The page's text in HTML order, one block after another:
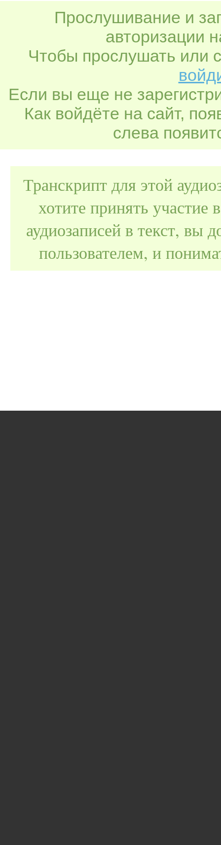
Прослушивание и
авторизации
Чтобы прослушать или
Если вы еще не
Как войдёте на сайт,
слева
Транскрипт для этой
хотите принять
аудиозаписей в текст, вы
пользователем, и